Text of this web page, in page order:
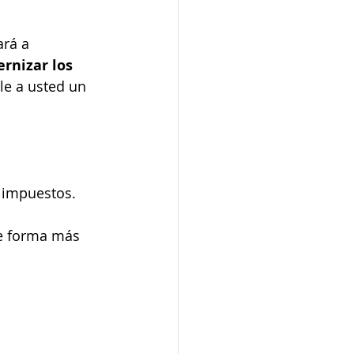
a
los
a usted un
forma más